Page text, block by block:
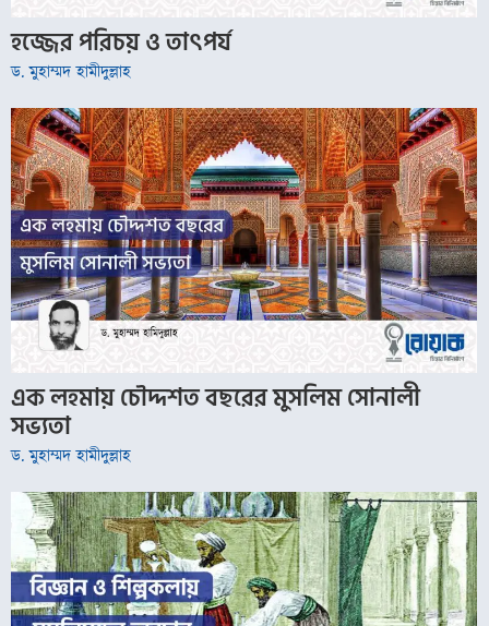
হজ্জের পরিচয় ও তাৎপর্য
ড. মুহাম্মদ হামীদুল্লাহ
এক লহমায় চৌদ্দশত বছরের মুসলিম সোনালী
সভ্যতা
ড. মুহাম্মদ হামীদুল্লাহ